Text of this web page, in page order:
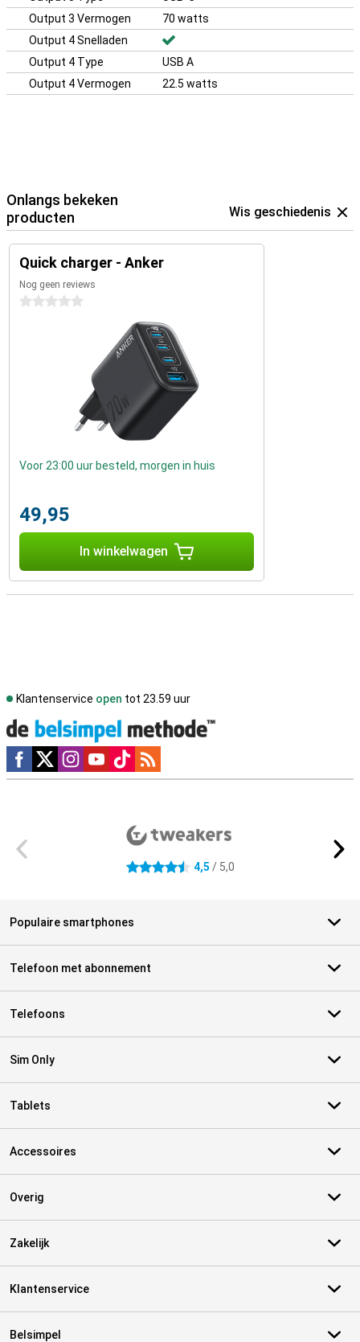
Output 3 Vermogen
70 watts
Output 4 Snelladen
Output 4 Type
USB A
Output 4 Vermogen
22.5 watts
Onlangs bekeken
producten
Wis geschiedenis
Quick charger - Anker
Nog geen reviews
0 sterren
Voor 23:00 uur besteld, morgen in huis
49,95
In winkelwagen
Klantenservice open tot 23.59 uur
Social media
4.5 sterren 4,5 / 5,0
Populaire smartphones
Telefoon met abonnement
Telefoons
Sim Only
Tablets
Accessoires
Overig
Zakelijk
Klantenservice
Belsimpel